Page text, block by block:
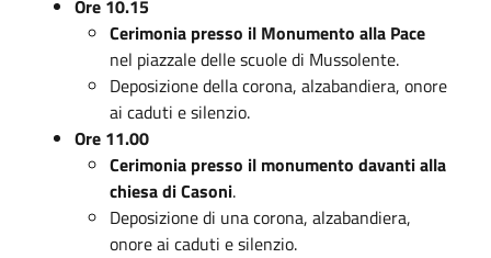
Ore 10.15
Cerimonia presso il Monumento alla Pace
nel piazzale delle scuole di Mussolente.
Deposizione della corona, alzabandiera, onore
ai caduti e silenzio.
Ore 11.00
Cerimonia presso il monumento davanti alla
chiesa di Casoni.
Deposizione di una corona, alzabandiera,
onore ai caduti e silenzio.